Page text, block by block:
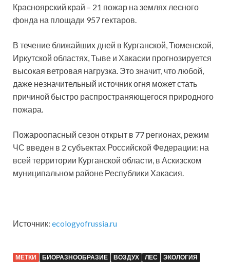
Красноярский край – 21 пожар на землях лесного
фонда на площади 957 гектаров.
В течение ближайших дней в Курганской, Тюменской,
Иркутской областях, Тыве и Хакасии прогнозируется
высокая ветровая нагрузка. Это значит, что любой,
даже незначительный источник огня может стать
причиной быстро распространяющегося природного
пожара.
Пожароопасный сезон открыт в 77 регионах, режим
ЧС введен в 2 субъектах Российской Федерации: на
всей территории Курганской области, в Аскизском
муниципальном районе Республики Хакасия.
Источник: ecologyofrussia.ru
МЕТКИ БИОРАЗНООБРАЗИЕ ВОЗДУХ ЛЕС ЭКОЛОГИЯ